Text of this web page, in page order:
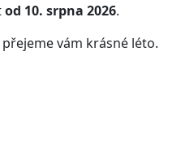
od 10. srpna 2026.
vám krásné léto.